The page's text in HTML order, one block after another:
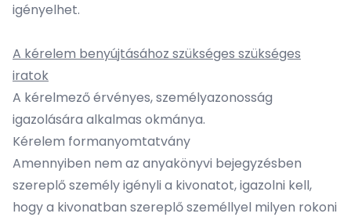
igényelhet.
A kérelem benyújtásához szükséges szükséges
iratok
A kérelmező érvényes, személyazonosság
igazolására alkalmas okmánya.
Kérelem formanyomtatvány
Amennyiben nem az anyakönyvi bejegyzésben
szereplő személy igényli a kivonatot, igazolni kell,
hogy a kivonatban szereplő személlyel milyen rokoni